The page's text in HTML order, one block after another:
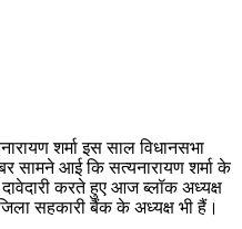
शर्मा इस साल विधानसभा
सामने आई कि सत्यनारायण शर्मा के
करते हुए आज ब्लॉक अध्यक्ष
सहकारी बैंक के अध्यक्ष भी हैं।